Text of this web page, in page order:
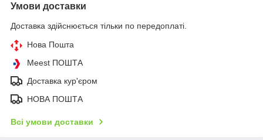
Умови доставки
Доставка здійснюється тільки по передоплаті.
Нова Пошта
Meest ПОШТА
Доставка кур'єром
НОВА ПОШТА
Всі умови доставки